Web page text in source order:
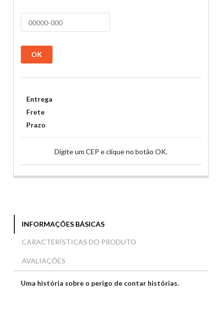
OK
Entrega
Frete
Prazo
Digite um CEP e clique no botão OK.
INFORMAÇÕES BÁSICAS
CARACTERÍSTICAS DO PRODUTO
AVALIAÇÕES
Uma história sobre o perigo de contar histórias.